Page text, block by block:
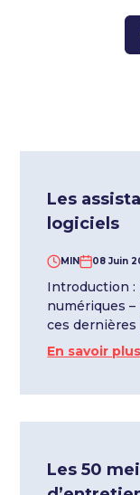
Les
logiciels
MIN 08 Juin
Introduction :
numériques –
ces dernières
En savoir plus
Les 50